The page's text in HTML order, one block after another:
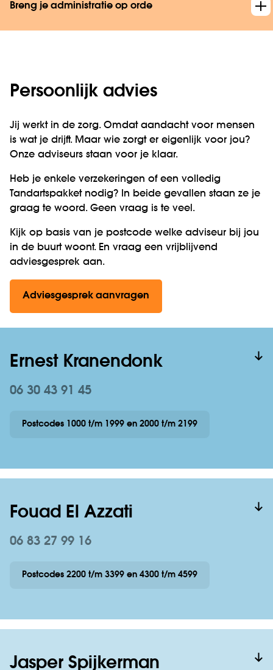
Breng je administratie op orde
Persoonlijk advies
Jij werkt in de zorg. Omdat aandacht voor mensen
is wat je drijft. Maar wie zorgt er eigenlijk voor jou?
Onze adviseurs staan voor je klaar.
Heb je enkele verzekeringen of een volledig
Tandartspakket nodig? In beide gevallen staan ze je
graag te woord. Geen vraag is te veel.
Kijk op basis van je postcode welke adviseur bij jou
in de buurt woont. En vraag een vrijblijvend
adviesgesprek aan.
Adviesgesprek aanvragen
Ernest Kranendonk
06 30 43 91 45
Postcodes 1000 t/m 1999 en 2000 t/m 2199
Fouad El Azzati
06 83 27 99 16
Postcodes 2200 t/m 3399 en 4300 t/m 4599
Jasper Spijkerman